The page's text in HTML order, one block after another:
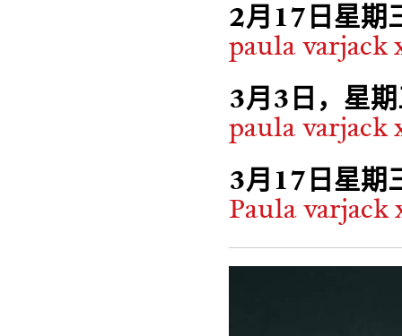
2月17日星期
paula varjack
3月3日，星
paula varjack
3月17日星期
Paula varjack